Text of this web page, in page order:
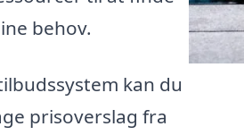
behov.
kan du
prisoverslag fra